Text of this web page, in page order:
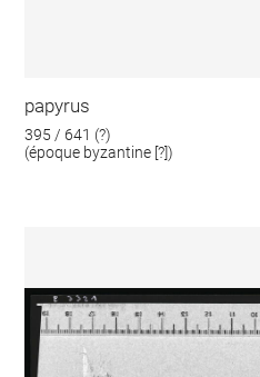
papyrus
395 / 641 (?)
(époque byzantine [?])